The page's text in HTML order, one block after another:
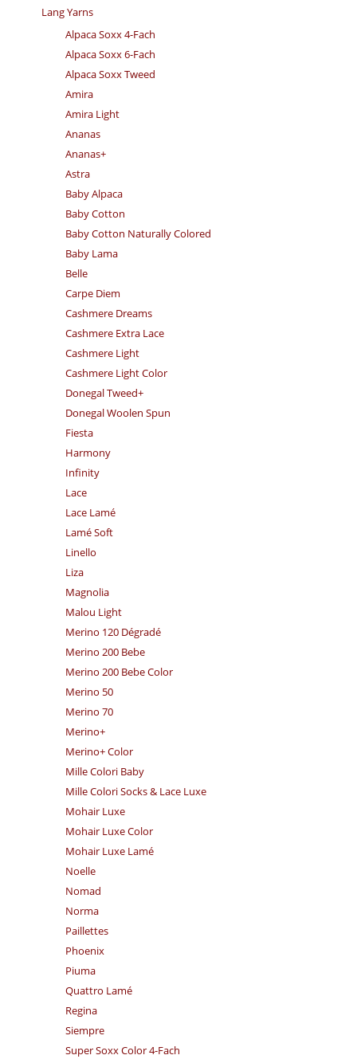
Lang Yarns
Alpaca Soxx 4-Fach
Alpaca Soxx 6-Fach
Alpaca Soxx Tweed
Amira
Amira Light
Ananas
Ananas+
Astra
Baby Alpaca
Baby Cotton
Baby Cotton Naturally Colored
Baby Lama
Belle
Carpe Diem
Cashmere Dreams
Cashmere Extra Lace
Cashmere Light
Cashmere Light Color
Donegal Tweed+
Donegal Woolen Spun
Fiesta
Harmony
Infinity
Lace
Lace Lamé
Lamé Soft
Linello
Liza
Magnolia
Malou Light
Merino 120 Dégradé
Merino 200 Bebe
Merino 200 Bebe Color
Merino 50
Merino 70
Merino+
Merino+ Color
Mille Colori Baby
Mille Colori Socks & Lace Luxe
Mohair Luxe
Mohair Luxe Color
Mohair Luxe Lamé
Noelle
Nomad
Norma
Paillettes
Phoenix
Piuma
Quattro Lamé
Regina
Siempre
Super Soxx Color 4-Fach